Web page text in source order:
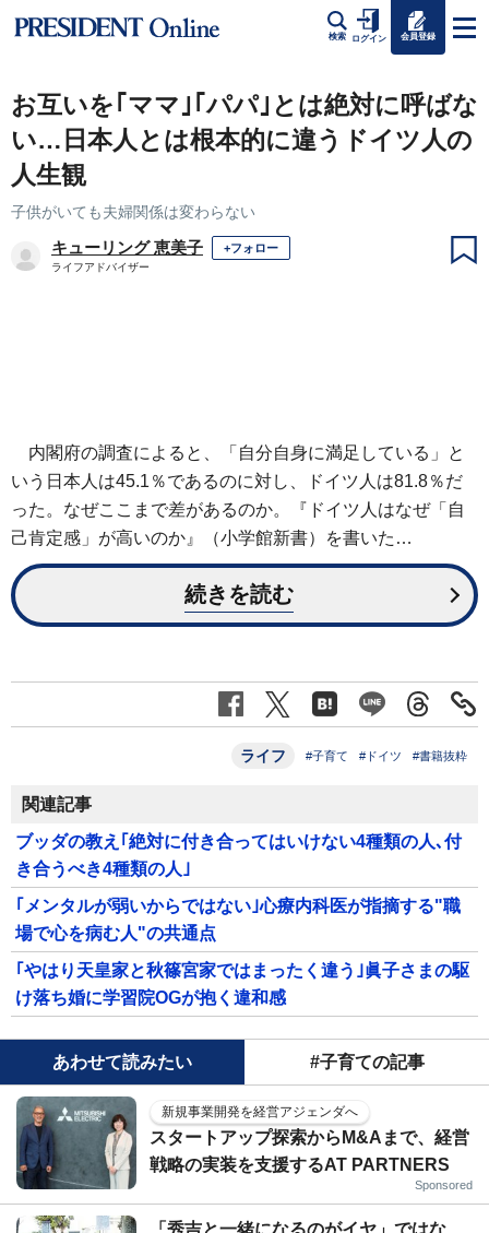
検索 ログイン 会員登録
お互いを｢ママ｣｢パパ｣とは絶対に呼ばな
い…日本人とは根本的に違うドイツ人の
人生観
子供がいても夫婦関係は変わらない
キューリング 恵美子 +フォロー
ライフアドバイザー
内閣府の調査によると、「自分自身に満足している」と
いう日本人は45.1％であるのに対し、ドイツ人は81.8％だ
った。なぜここまで差があるのか。『ドイツ人はなぜ「自
己肯定感」が高いのか』（小学館新書）を書いた…
続きを読む
ライフ #子育て #ドイツ #書籍抜粋
関連記事
ブッダの教え｢絶対に付き合ってはいけない4種類の人､付
き合うべき4種類の人｣
｢メンタルが弱いからではない｣心療内科医が指摘する"職
場で心を病む人"の共通点
｢やはり天皇家と秋篠宮家ではまったく違う｣眞子さまの駆
け落ち婚に学習院OGが抱く違和感
あわせて読みたい #子育ての記事
新規事業開発を経営アジェンダへ
スタートアップ探索からM&Aまで、経営
戦略の実装を支援するAT PARTNERS
Sponsored
「秀吉と一緒になるのがイヤ」ではな